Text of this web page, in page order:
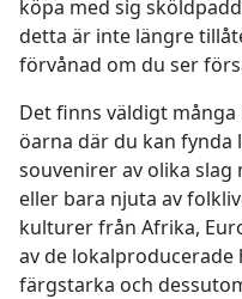
köpa med sig
detta är inte längre
förvånad om du ser
Det finns väldigt
öarna där du kan fynda
souvenirer av olika
eller bara njuta av
kulturer från Afrika,
av de
färgstarka och